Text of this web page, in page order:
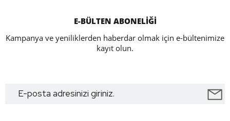
E-BÜLTEN ABONELİĞİ
Kampanya ve yeniliklerden haberdar olmak için e-bültenimize
kayıt olun.